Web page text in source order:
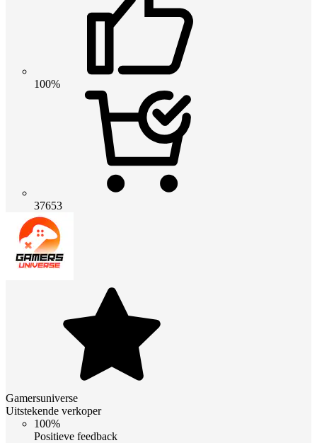
100%
37653
Gamersuniverse
Uitstekende verkoper
100%
Positieve feedback